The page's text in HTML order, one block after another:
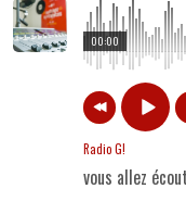
00:00
Radio G!
vous allez